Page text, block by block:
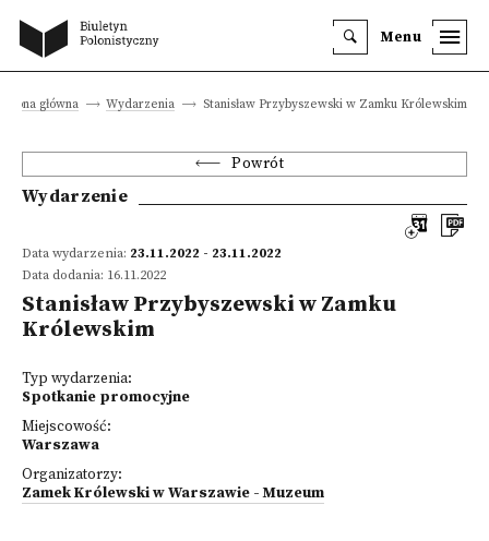
Menu
Strona główna Wydarzenia Stanisław Przybyszewski w Zamku Królewskim
Powrót
Wydarzenie
Data wydarzenia: 23.11.2022 - 23.11.2022
Data dodania: 16.11.2022
Stanisław Przybyszewski w Zamku
Królewskim
Typ wydarzenia:
Spotkanie promocyjne
Miejscowość:
Warszawa
Organizatorzy:
Zamek Królewski w Warszawie - Muzeum